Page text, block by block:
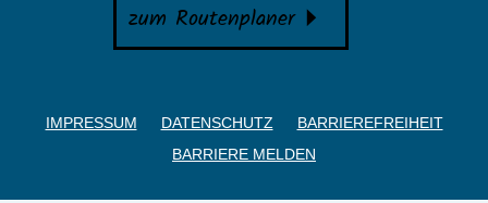
zum Routenplaner
IMPRESSUM DATENSCHUTZ
BARRIEREFREIHEIT
BARRIERE MELDEN